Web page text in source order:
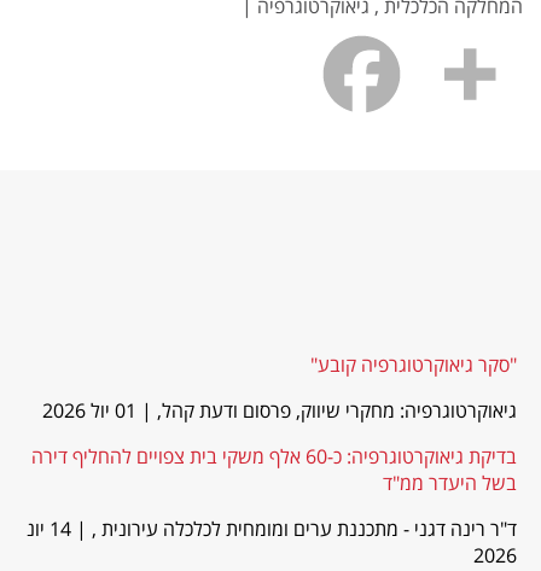
המחלקה הכלכלית , גיאוקרטוגרפיה |
"סקר גיאוקרטוגרפיה קובע"
גיאוקרטוגרפיה: מחקרי שיווק, פרסום ודעת קהל, | 01 יול 2026
בדיקת גיאוקרטוגרפיה: כ-60 אלף משקי בית צפויים להחליף דירה
בשל היעדר ממ"ד
ד"ר רינה דגני - מתכננת ערים ומומחית לכלכלה עירונית ,
| 14 יונ
2026